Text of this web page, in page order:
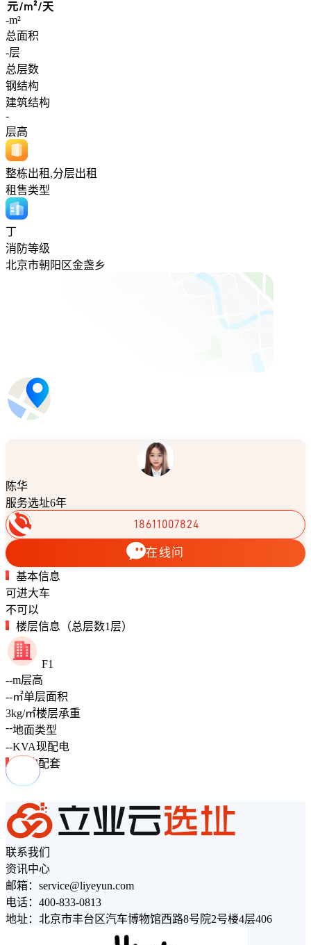
元/m²/天
-m²
总面积
-层
总层数
钢结构
建筑结构
-
层高
整栋出租,分层出租
租售类型
丁
消防等级
北京市朝阳区金盏乡
陈华
服务选址6年
18611007824
在线问
基本信息
可进大车
不可以
楼层信息（总层数1层）
F1
--m层高
--㎡单层面积
3kg/㎡楼层承重
--地面类型
--KVA现配电
周边配套
联系我们
资讯中心
邮箱：service@liyeyun.com
电话：400-833-0813
地址：北京市丰台区汽车博物馆西路8号院2号楼4层406